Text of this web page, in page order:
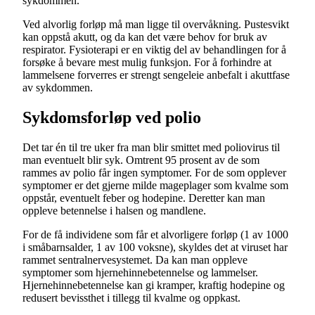
Ved alvorlig forløp må man ligge til overvåkning. Pustesvikt
kan oppstå akutt, og da kan det være behov for bruk av
respirator. Fysioterapi er en viktig del av behandlingen for å
forsøke å bevare mest mulig funksjon. For å forhindre at
lammelsene forverres er strengt sengeleie anbefalt i akuttfase
av sykdommen.
Sykdomsforløp ved polio
Det tar én til tre uker fra man blir smittet med poliovirus til
man eventuelt blir syk. Omtrent 95 prosent av de som
rammes av polio får ingen symptomer. For de som opplever
symptomer er det gjerne milde mageplager som kvalme som
oppstår, eventuelt feber og hodepine. Deretter kan man
oppleve betennelse i halsen og mandlene.
For de få individene som får et alvorligere forløp (1 av 1000
i småbarnsalder, 1 av 100 voksne), skyldes det at viruset har
rammet sentralnervesystemet. Da kan man oppleve
symptomer som hjernehinnebetennelse og lammelser.
Hjernehinnebetennelse kan gi kramper, kraftig hodepine og
redusert bevissthet i tillegg til kvalme og oppkast.